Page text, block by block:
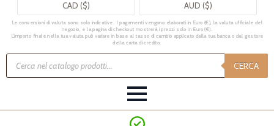
CAD ($)
AUD ($)
Le conversioni di valuta sono solo indicative. I pagamenti vengono elaborati in Euro (€), la valuta ufficiale del
negozio, e la pagina di checkout mostrerà i prezzi solo in Euro (€).
L’importo finale nella tua valuta può variare in base al tasso di cambio applicato dalla tua banca o dal gestore
della carta di credito.
Ricerca
prodotti CERCA